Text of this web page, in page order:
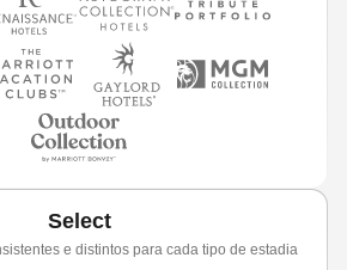
Select
e distintos para cada tipo de estadia